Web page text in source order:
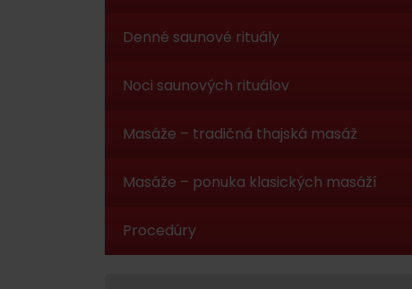
Kaviarne
Salaše a koliby
Zimu a leto na Liptove
spoja športy
Denné saunové rituály
Noci saunových rituálov
Masáže – tradičná thajská masáž
Odovzdajte sa do rúk profesionálnych
Masáže – ponuka klasických masáží
Procedúry